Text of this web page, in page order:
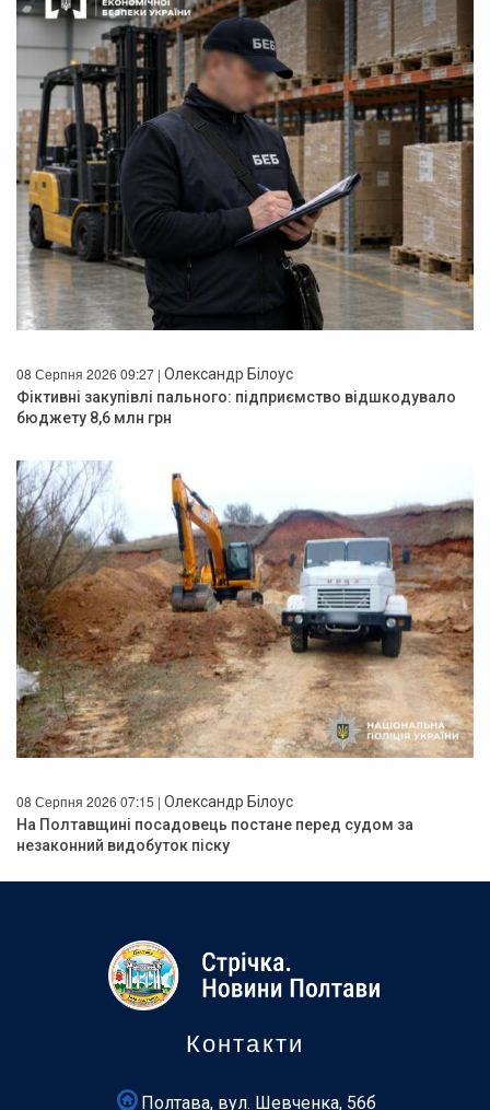
08 Серпня 2026 09:27 | Олександр Білоус
Фіктивні закупівлі пального: підприємство відшкодувало
бюджету 8,6 млн грн
08 Серпня 2026 07:15 | Олександр Білоус
На Полтавщині посадовець постане перед судом за
незаконний видобуток піску
Контакти
Полтава, вул. Шевченка, 56б